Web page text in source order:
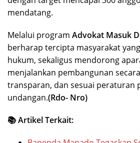
mendatang.
Melalui program Advokat Masuk
berharap tercipta masyarakat
hukum, sekaligus mendorong
menjalankan pembangunan
transparan, dan sesuai peraturan
undangan.(Rdo- Nro)
📚 Artikel Terkait: